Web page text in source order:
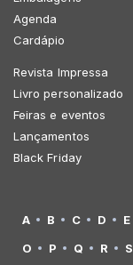
Agenda
Cardápio
Revista Impressa
Livro personalizado
Feiras e eventos
Lançamentos
Black Friday
A B C D E
O
P Q R S